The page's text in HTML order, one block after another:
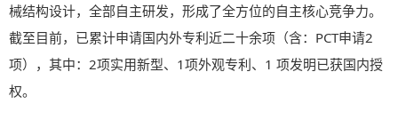
械结构设计，全部自主研发，形成了全方位的自主核心竞争力。
截至目前，已累计申请国内外专利近二十余项（含：PCT申请2
项），其中：2项实用新型、1项外观专利、1 项发明已获国内授
权。